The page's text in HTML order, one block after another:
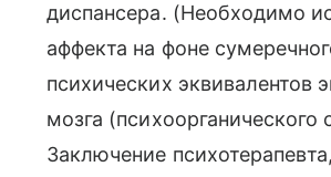
диспансера. (Необходимо
аффекта на фоне
психических эквивалентов
мозга
Заключение